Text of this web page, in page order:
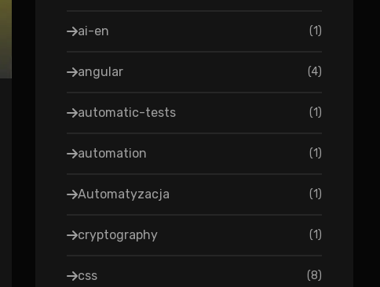
ai-en (1)
angular (4)
automatic-tests (1)
automation (1)
Automatyzacja (1)
cryptography (1)
css (8)